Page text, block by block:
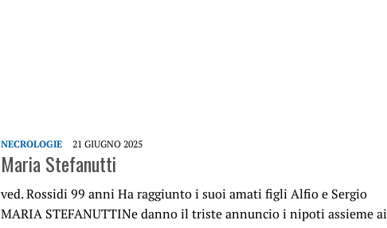
NECROLOGIE 21 GIUGNO 2025
Maria Stefanutti
ved. Rossidi 99 anni Ha raggiunto i suoi amati figli Alfio e Sergio
MARIA STEFANUTTINe danno il triste annuncio i nipoti assieme ai